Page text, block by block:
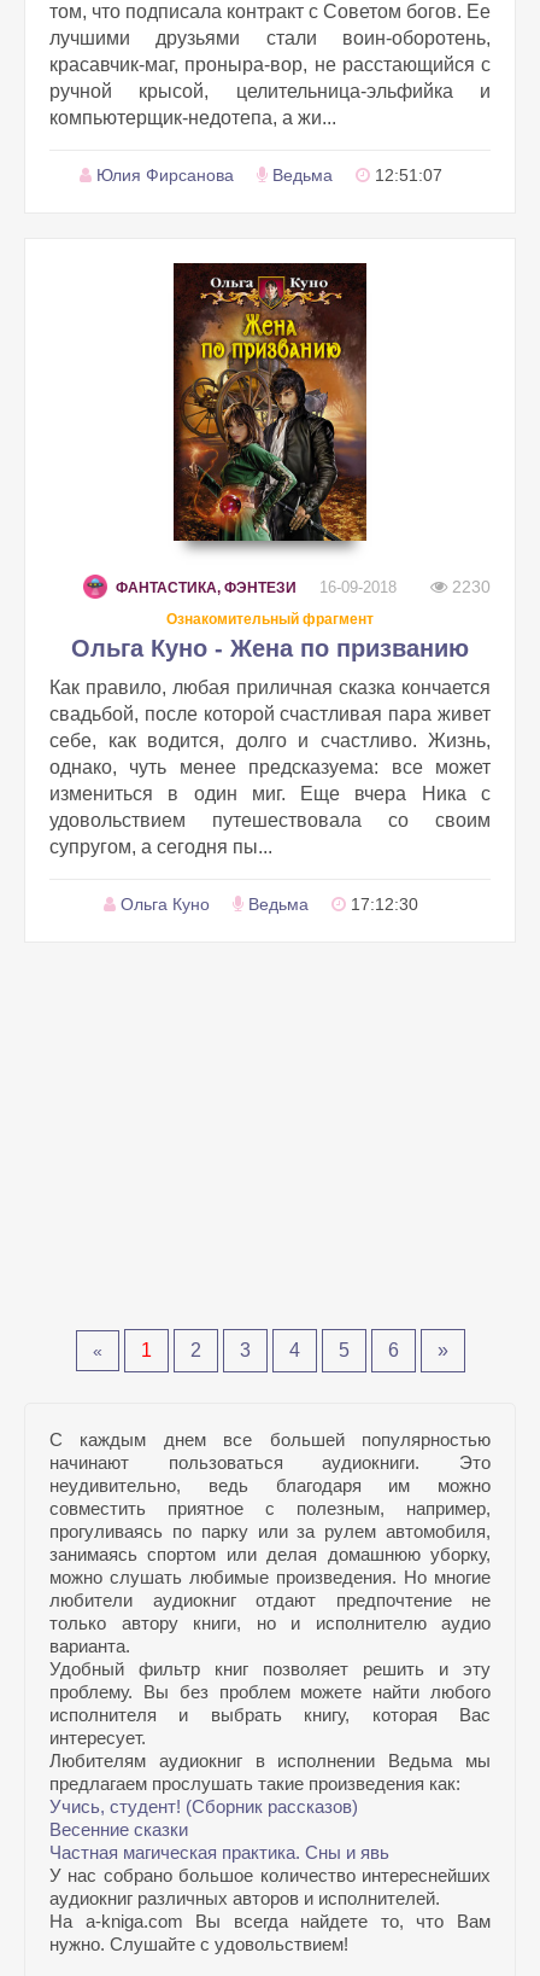
том, что подписала контракт с Советом богов. Ее
лучшими друзьями стали воин-оборотень,
красавчик-маг, проныра-вор, не расстающийся с
ручной крысой, целительница-эльфийка и
компьютерщик-недотепа, а жи...
Юлия Фирсанова Ведьма 12:51:07
ФАНТАСТИКА, ФЭНТЕЗИ 16-09-2018 2230
Ознакомительный фрагмент
Ольга Куно - Жена по призванию
Как правило, любая приличная сказка кончается
свадьбой, после которой счастливая пара живет
себе, как водится, долго и счастливо. Жизнь,
однако, чуть менее предсказуема: все может
измениться в один миг. Еще вчера Ника с
удовольствием путешествовала со своим
супругом, а сегодня пы...
Ольга Куно Ведьма 17:12:30
« 1 2 3 4 5 6 »
С каждым днем все большей популярностью
начинают пользоваться аудиокниги. Это
неудивительно, ведь благодаря им можно
совместить приятное с полезным, например,
прогуливаясь по парку или за рулем автомобиля,
занимаясь спортом или делая домашнюю уборку,
можно слушать любимые произведения. Но многие
любители аудиокниг отдают предпочтение не
только автору книги, но и исполнителю аудио
варианта.
Удобный фильтр книг позволяет решить и эту
проблему. Вы без проблем можете найти любого
исполнителя и выбрать книгу, которая Вас
интересует.
Любителям аудиокниг в исполнении Ведьма мы
предлагаем прослушать такие произведения как:
Учись, студент! (Сборник рассказов)
Весенние сказки
Частная магическая практика. Сны и явь
У нас собрано большое количество интереснейших
аудиокниг различных авторов и исполнителей.
На a-kniga.com Вы всегда найдете то, что Вам
нужно. Слушайте с удовольствием!